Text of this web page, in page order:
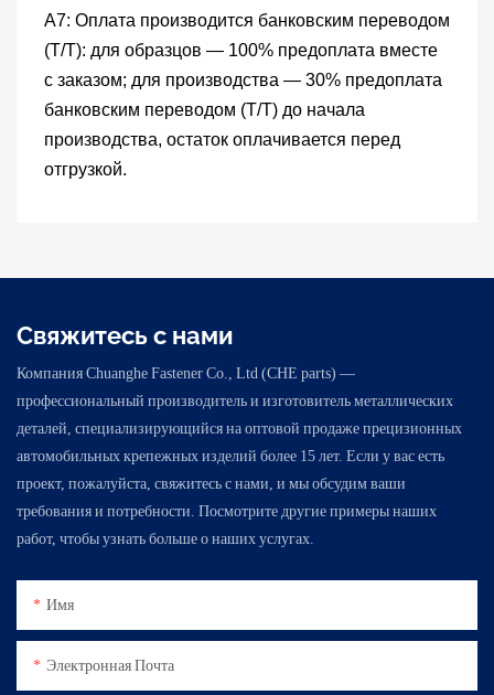
A7: Оплата производится банковским переводом
(T/T): для образцов — 100% предоплата вместе
с заказом; для производства — 30% предоплата
банковским переводом (T/T) до начала
производства, остаток оплачивается перед
отгрузкой.
Свяжитесь с нами
Компания Chuanghe Fastener Co., Ltd (CHE parts) —
профессиональный производитель и изготовитель металлических
деталей, специализирующийся на оптовой продаже прецизионных
автомобильных крепежных изделий более 15 лет. Если у вас есть
проект, пожалуйста, свяжитесь с нами, и мы обсудим ваши
требования и потребности. Посмотрите другие примеры наших
работ, чтобы узнать больше о наших услугах.
Имя
Электронная Почта